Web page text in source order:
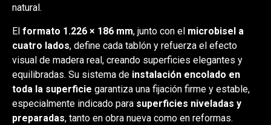
natural.
El formato 1.226 × 186 mm, junto con el microbisel a
cuatro lados, define cada tablón y refuerza el efecto
visual de madera real, creando superficies elegantes y
equilibradas. Su sistema de instalación encolado en
toda la superficie garantiza una fijación firme y estable,
especialmente indicado para superficies niveladas y
preparadas, tanto en obra nueva como en reformas.